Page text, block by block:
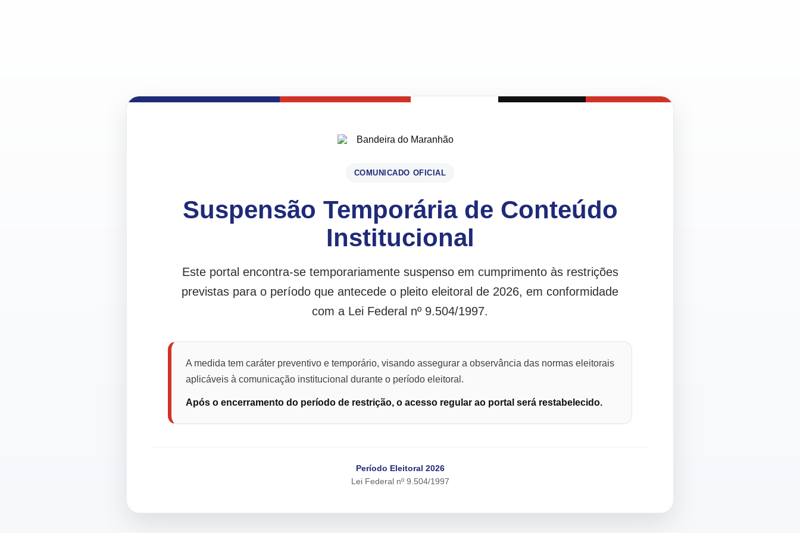
COMUNICADO OFICIAL
Suspensão Temporária de Conteúdo
Institucional
Este portal encontra-se temporariamente suspenso em cumprimento às restrições
previstas para o período que antecede o pleito eleitoral de 2026, em conformidade
com a Lei Federal nº 9.504/1997.
A medida tem caráter preventivo e temporário, visando assegurar a observância das normas eleitorais
aplicáveis à comunicação institucional durante o período eleitoral.
Após o encerramento do período de restrição, o acesso regular ao portal será restabelecido.
Período Eleitoral 2026
Lei Federal nº 9.504/1997